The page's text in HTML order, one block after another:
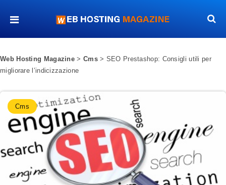
Web Hosting Magazine > Cms> SEO Prestashop: Consigli utili per
migliorare l’indicizzazione
Cms